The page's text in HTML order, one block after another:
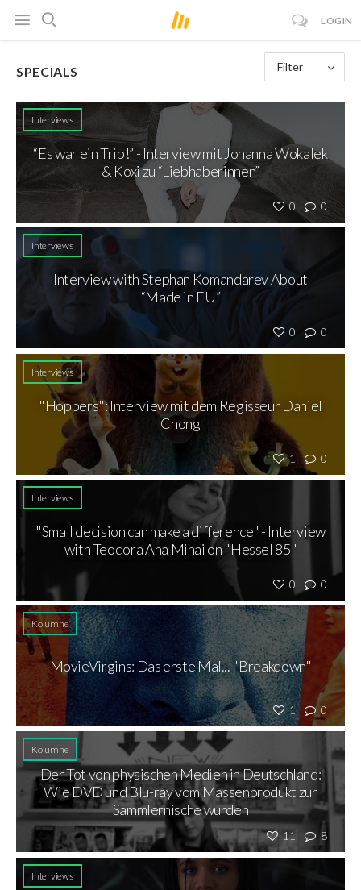
LOGIN
SPECIALS Filter
Interviews
0 0
“Es war ein Trip!” - Interview mit Johanna Wokalek
& Koxi zu “Liebhaberinnen”
Interviews
0 0
Interview with Stephan Komandarev About
“Made in EU”
Interviews
1 0
"Hoppers": Interview mit dem Regisseur Daniel
Chong
Interviews
0 0
"Small decision can make a difference" - Interview
with Teodora Ana Mihai on "Hessel 85"
Kolumne
1 0
MovieVirgins: Das erste Mal... "Breakdown"
Kolumne
11 8
Der Tot von physischen Medien in Deutschland:
Wie DVD und Blu-ray vom Massenprodukt zur
Sammlernische wurden
Interviews